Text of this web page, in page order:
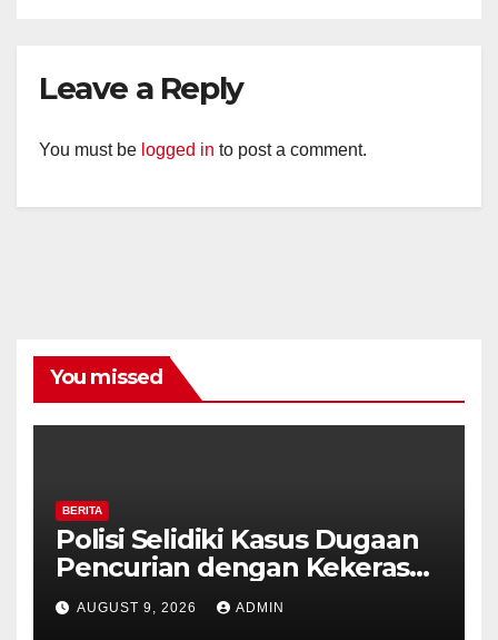
Leave a Reply
You must be logged in to post a comment.
You missed
BERITA
Polisi Selidiki Kasus Dugaan
Pencurian dengan Kekerasan
di Counter HP Royal Phone
Ambarawa.
AUGUST 9, 2026 ADMIN